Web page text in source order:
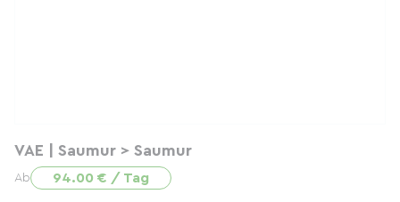
VAE | Saumur > Saumur
Ab 94.00 € / Tag